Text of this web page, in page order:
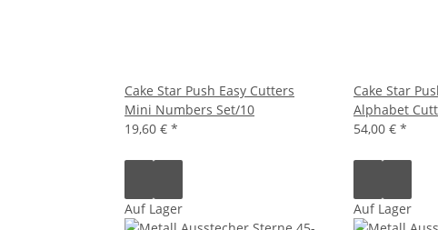
Cake Star Push Easy Cutters
Mini Numbers Set/10
19,60 € *
Cake Star
Alphabet
54,00 € *
Auf Lager Auf Lager